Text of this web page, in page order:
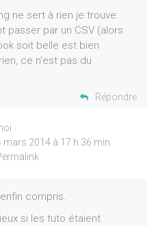
ne sert à rien je trouve.
passer par un CSV (alors
soit belle est bien
ce n’est pas du
Répondre
mars 2014 à 17 h 36 min
compris.
si les tuto étaient